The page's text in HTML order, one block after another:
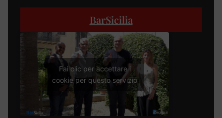
BarSicilia
Fai clic per accettare i
cookie per questo servizio